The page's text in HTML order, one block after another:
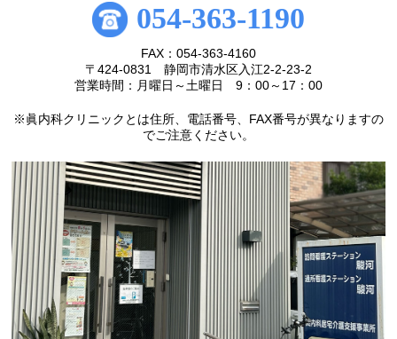
054-363-1190
FAX：054-363-4160
〒424-0831 静岡市清水区入江2-2-23-2
営業時間：月曜日～土曜日 9：00～17：00
※眞内科クリニックとは住所、電話番号、FAX番号が異なりますの
でご注意ください。